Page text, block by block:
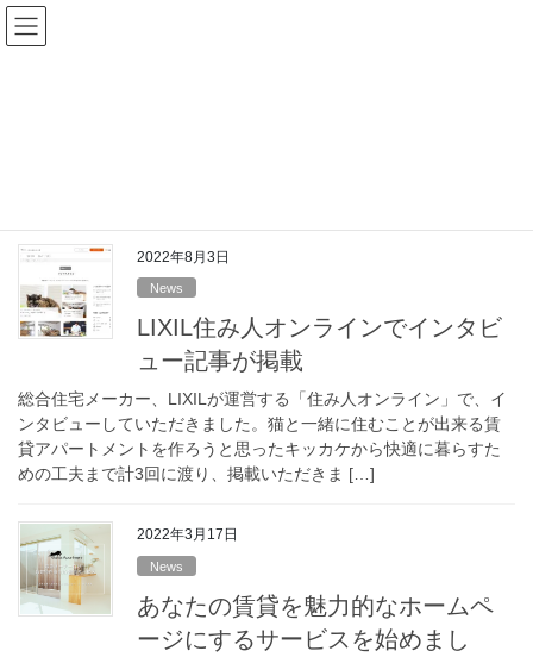
コ
ン
プ
ナ
ビ
動
2022年8月3日
News
LIXIL住み人オンラインでインタビ
ュー記事が掲載
総合住宅メーカー、LIXILが運営する「住み人オンライン」で、イ
ンタビューしていただきました。猫と一緒に住むことが出来る賃
貸アパートメントを作ろうと思ったキッカケから快適に暮らすた
めの工夫まで計3回に渡り、掲載いただきま […]
2022年3月17日
News
あなたの賃貸を魅力的なホームペ
ージにするサービスを始めまし